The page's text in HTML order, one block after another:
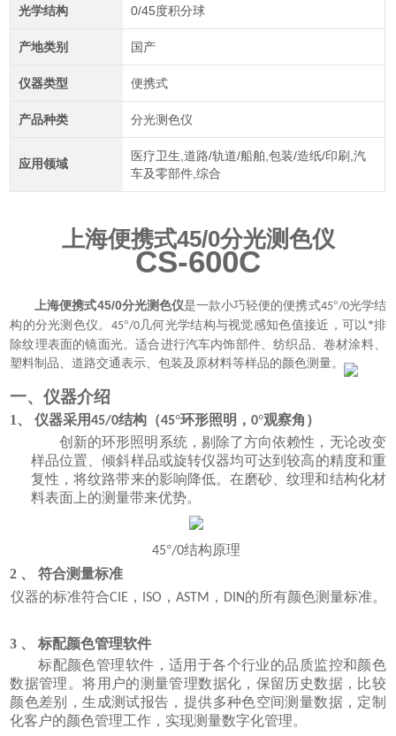
光学结构 0/45度积分球
产地类别 国产
仪器类型 便携式
产品种类 分光测色仪
应用领域
医疗卫生,道路/轨道/船舶,包装/造纸/印刷,汽
车及零部件,综合
上海便携式45/0分光测色仪
CS-600C
上海便携式45/0分光测色仪是一款小巧轻便的便携式45°/0光学结
构的分光测色仪。 45°/0几何光学结构与视觉感知色值接近， 可以*排
除纹理表面的镜面光。适合进行汽车内饰部件、纺织品、卷材涂料、
塑料制品、道路交通表示、包装及原材料等样品的颜色测量。
一、仪器介绍
1、仪器采用45/0结构（45°环形照明，0°观察角）
创新的环形照明系统，剔除了方向依赖性，无论改变
样品位置、倾斜样品或旋转仪器均可达到较高的精度和重
复性，将纹路带来的影响降低。在磨砂、纹理和结构化材
料表面上的测量带来优势。
45°/0结构原理
2 、 符合测量标准
仪器的标准符合CIE ， ISO ， ASTM ， DIN的所有颜色测量标准。
3 、 标配颜色管理软件
标配颜色管理软件，适用于各个行业的品质监控和颜色
数据管理。将用户的测量管理数据化，保留历史数据，比较
颜色差别，生成测试报告，提供多种色空间测量数据，定制
化客户的颜色管理工作，实现测量数字化管理。